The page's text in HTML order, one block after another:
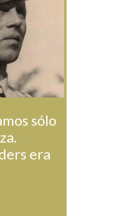
sólo
era